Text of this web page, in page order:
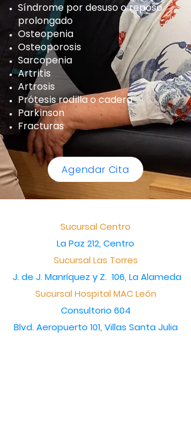
Síndrome por desuso o reposo
prolongado
Osteopenia
Osteoporosis
Sarcopenia
Artritis
Artrosis
Prótesis rodilla o cadera
Parkinson
Fracturas
Agendar Cita
Sucursal Centro
La Paz 212, Centro
Sucursal Las Torres
J. de J. Manríquez y Z. 106, La Alameda
Sucursal Hospital MAC León
Consultorio 604
Blvd. Aeropuerto 101, Villas Santa Julia